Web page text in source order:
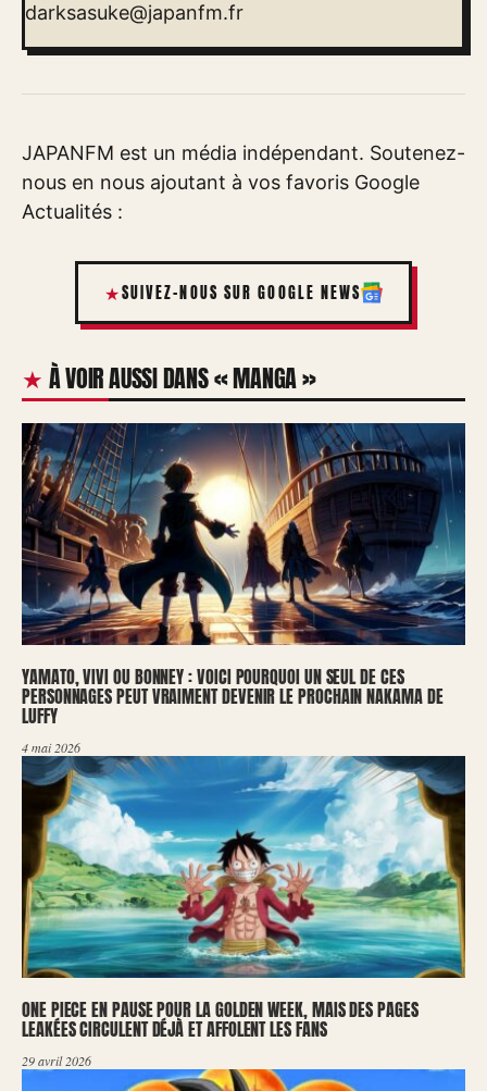
darksasuke@japanfm.fr
JAPANFM est un média indépendant. Soutenez-
nous en nous ajoutant à vos favoris Google
Actualités :
SUIVEZ-NOUS SUR GOOGLE NEWS
À VOIR AUSSI DANS « MANGA »
YAMATO, VIVI OU BONNEY : VOICI POURQUOI UN SEUL DE CES
PERSONNAGES PEUT VRAIMENT DEVENIR LE PROCHAIN NAKAMA DE
LUFFY
4 mai 2026
ONE PIECE EN PAUSE POUR LA GOLDEN WEEK, MAIS DES PAGES
LEAKÉES CIRCULENT DÉJÀ ET AFFOLENT LES FANS
29 avril 2026